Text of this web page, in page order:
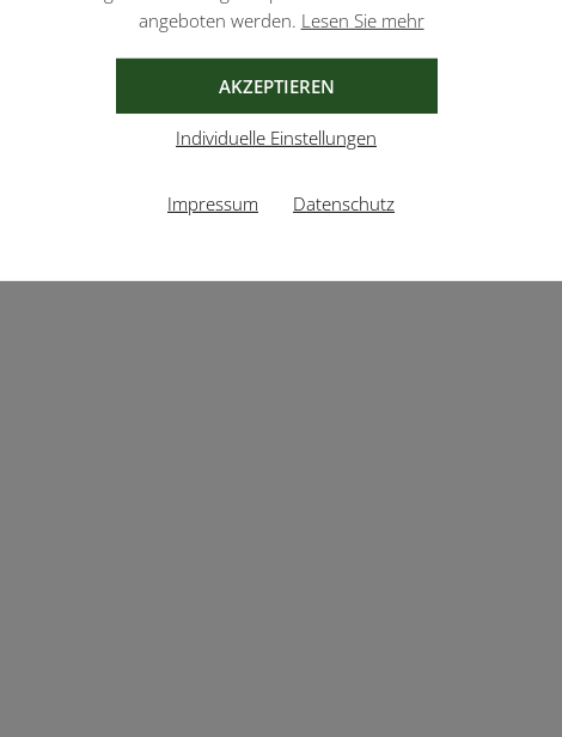
angeboten werden. Lesen Sie mehr
AKZEPTIEREN
Individuelle Einstellungen
Impressum Datenschutz